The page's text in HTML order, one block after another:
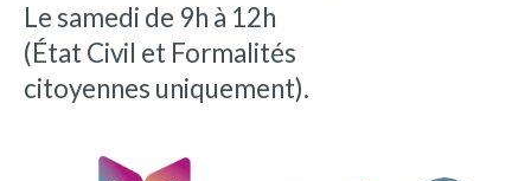
Le samedi de 9h à 12h
(État Civil et Formalités
citoyennes uniquement).